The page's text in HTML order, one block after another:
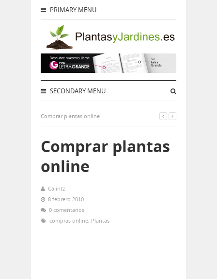
PRIMARY MENU
SECONDARY MENU
Comprar plantas online
Comprar plantas
online
Calintz
8 febrero 2010
0 comentarios
compras online, Plantas